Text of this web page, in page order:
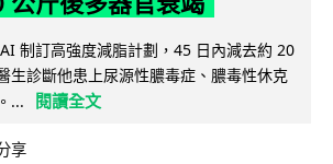
制訂高強度減脂計劃，45 日內減去約 20
生診斷他患上尿源性膿毒症、膿毒性休克
...
閱讀全文
享